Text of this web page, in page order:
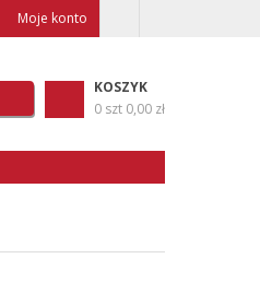
Moje konto
KOSZYK
0 szt 0,00 zł